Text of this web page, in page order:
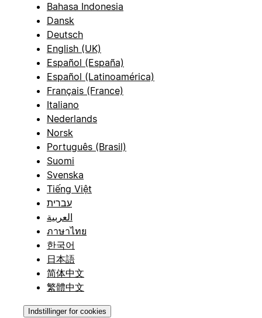
Bahasa Indonesia
Dansk
Deutsch
English (UK)
Español (España)
Español (Latinoamérica)
Français (France)
Italiano
Nederlands
Norsk
Português (Brasil)
Suomi
Svenska
Tiếng Việt
עברית
العربية
ภาษาไทย
한국어
日本語
简体中文
繁體中文
Indstillinger for cookies